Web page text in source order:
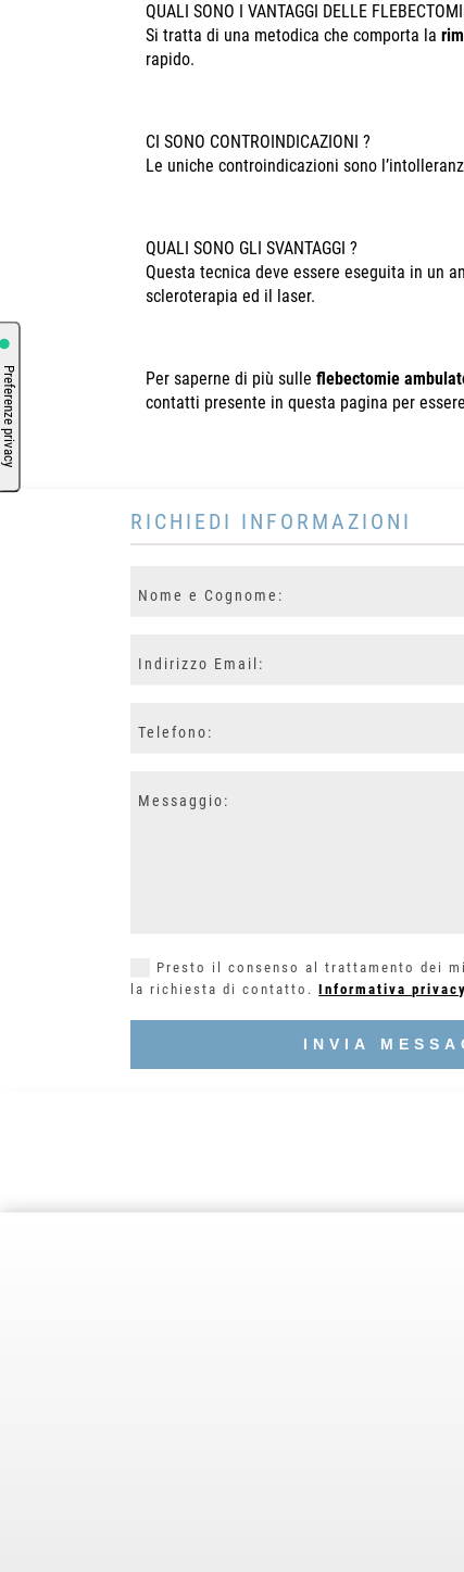
QUALI SONO I VANTAGGI DELLE
Si tratta di una metodica che comporta la
rapido.
CI SONO CONTROINDICAZIONI ?
Le uniche controindicazioni sono
QUALI SONO GLI SVANTAGGI ?
Questa tecnica deve essere eseguita in un
scleroterapia ed il laser.
Per saperne di più sulleflebectomie
contatti presente in questa pagina per
RICHIEDI INFORMAZIONI
e
Email:
Presto il consenso al trattamento dei
la richiesta di contatto.Informativa privacy
INVIA